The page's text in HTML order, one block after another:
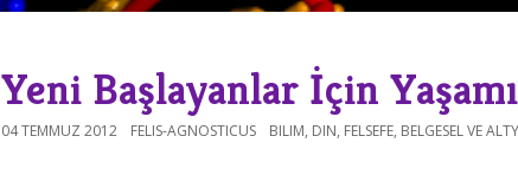
Yeni Başlayanlar İçin
04 TEMMUZ 2012 FELIS-AGNOSTICUS BILIM, DIN, FELSEFE, BELGESEL VE